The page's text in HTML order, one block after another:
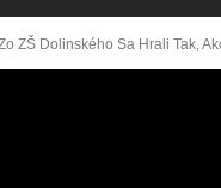
ZŠ Dolinského Sa Hrali Tak,